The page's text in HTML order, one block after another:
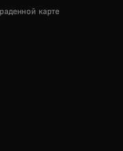
карте